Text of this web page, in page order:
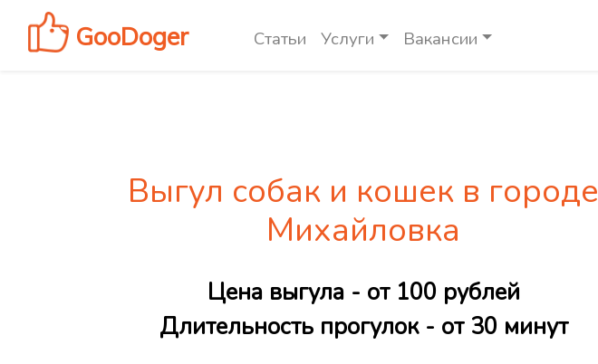
GooDoger Статьи Услуги Вакансии
Выгул собак и кошек в городе
Михайловка
Цена выгула - от 100 рублей
Длительность прогулок - от 30 минут